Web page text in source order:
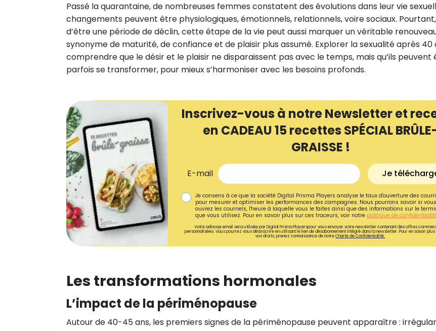
Passé la quarantaine, de nombreuses femmes constatent des évolutions dans leur vie
changements peuvent être physiologiques, émotionnels, relationnels, voire sociaux.
d’être une période de déclin, cette étape de la vie peut aussi marquer un véritable
synonyme de maturité, de confiance et de plaisir plus assumé. Explorer la sexualité après 40
comprendre que le désir et le plaisir ne disparaissent pas avec le temps, mais qu’ils peuvent
parfois se transformer, pour mieux s’harmoniser avec les besoins profonds.
Inscrivez-vous à notre Newsletter et
en CADEAU 15 recettes SPÉCIAL
GRAISSE !
E-mail Je
Je consens à ce que la société Digital Prisma Players analyse le taux d'ouverture des
pour mesurer et optimiser les performances des campagnes. Nous pourrons savoir si vous
ouvrez les courriels, l'heure à laquelle vous le faites ainsi que des informations sur le
que vous utilisez. Pour en savoir plus sur ces traceurs, voir notre politique de
Votre adresse email sera utilisée par Digital Prisma Playerspour vous envoyer votre newsletter contenant des offres
personnalisées. Vous pourrez vous désinscrire en utilisant le lien de désabonnement intégré dans la newsletter. Pour en savoir
vos droits, prenez connaissance de notreCharte de Confidentialité.
Les transformations hormonales
L’impact de la périménopause
Autour de 40-45 ans, les premiers signes de la périménopause peuvent apparaître :
Ainsi que la newsletter